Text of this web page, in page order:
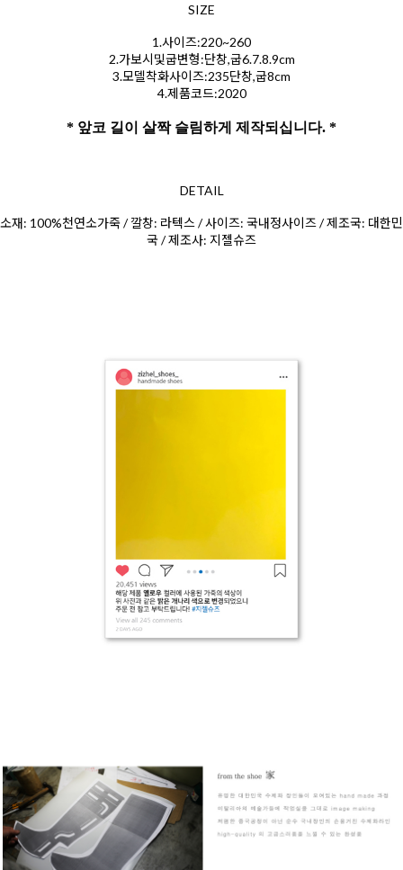
SIZE
1.사이즈:220~260
2.가보시및굽변형:단창,굽6.7.8.9cm
3.모델착화사이즈:235단창,굽8cm
4.제품코드:2020
* 앞코 길이 살짝 슬림하게 제작되십니다. *
DETAIL
소재: 100%천연소가죽 / 깔창: 라텍스 / 사이즈: 국내정사이즈 / 제조국: 대한민
국 / 제조사: 지젤슈즈